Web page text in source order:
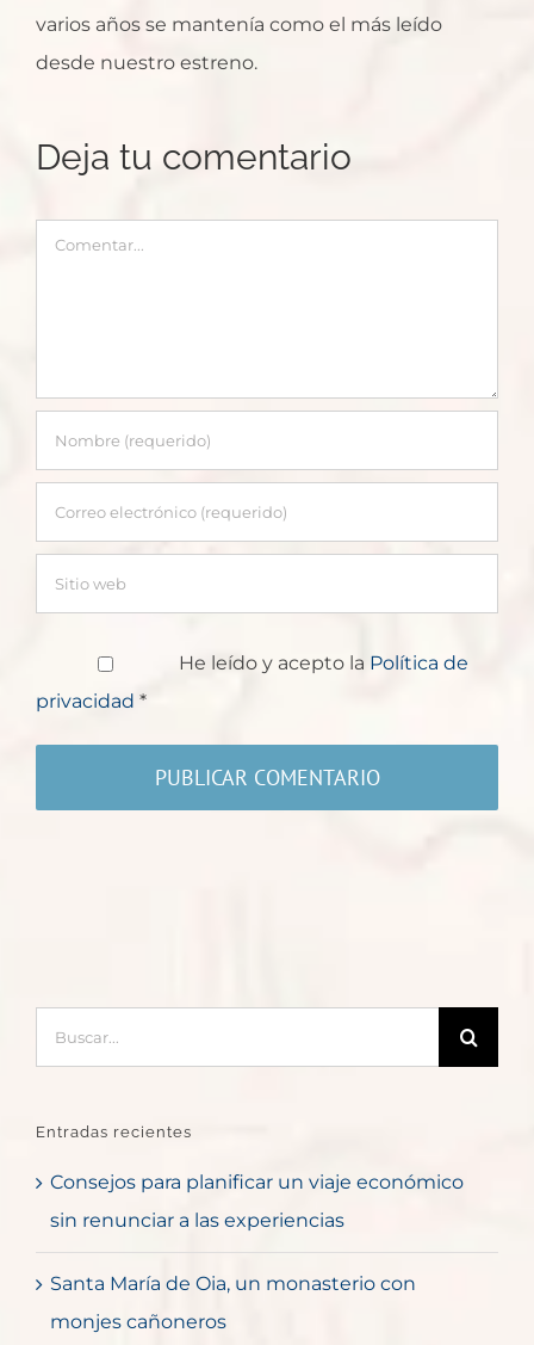
varios años se mantenía como el más leído
desde nuestro estreno.
Deja tu comentario
Comentar
He leído y acepto la Política de
privacidad *
Entradas recientes
Consejos para planificar un viaje económico
sin renunciar a las experiencias
Santa María de Oia, un monasterio con
monjes cañoneros